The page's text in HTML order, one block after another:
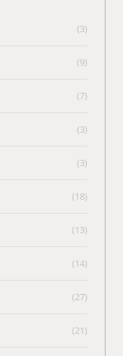
(3)
(9)
(7)
(3)
(3)
(18)
(13)
(14)
(27)
(21)